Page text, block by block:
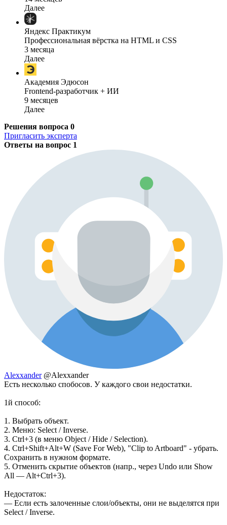
Далее
Яндекс Практикум
Профессиональная вёрстка на HTML и CSS
3 месяца
Далее
Академия Эдюсон
Frontend-разработчик + ИИ
9 месяцев
Далее
Решения вопроса 0
Пригласить эксперта
Ответы на вопрос 1
Alexxander @Alexxander
Есть несколько спобосов. У каждого свои недостатки.
1й способ:
1. Выбрать объект.
2. Меню: Select / Inverse.
3. Ctrl+3 (в меню Object / Hide / Selection).
4. Ctrl+Shift+Alt+W (Save For Web), "Clip to Artboard" - убрать.
Сохранить в нужном формате.
5. Отменить скрытие объектов (напр., через Undo или Show
All — Alt+Ctrl+3).
Недостаток:
— Если есть залоченные слои/объекты, они не выделятся при
Select / Inverse.